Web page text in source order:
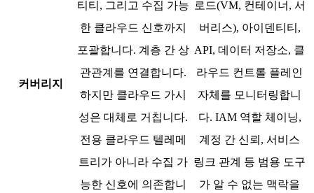
커버리지
티티, 그리고 수집 가능
한 클라우드 신호까지
포괄합니다. 계층 간 상
관관계를 연결합니다.
하지만 클라우드 가시
성은 대체로 거칩니다.
전용 클라우드 텔레메
트리가 아니라 수집 가
능한 신호에 의존합니
로드(VM, 컨테이너, 서
버리스), 아이덴티티,
API, 데이터 저장소, 클
라우드 컨트롤 플레인
자체를 모니터링합니
다. IAM 역할 체이닝,
계정 간 신뢰, 서비스
링크 관계 등 범용 도구
가 알 수 없는 맥락을